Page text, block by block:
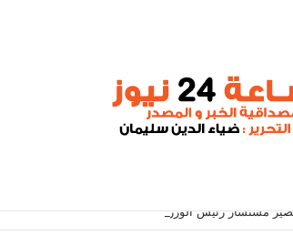
مستشار رئيس الوزراء